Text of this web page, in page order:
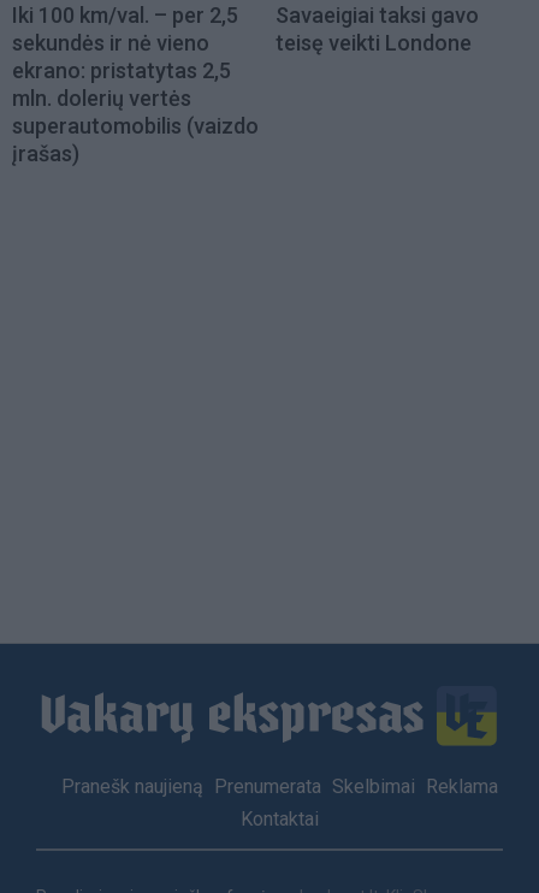
Iki 100 km/val. – per 2,5
sekundės ir nė vieno
ekrano: pristatytas 2,5
mln. dolerių vertės
superautomobilis (vaizdo
įrašas)
Savaeigiai taksi gavo
teisę veikti Londone
Footer
Pranešk naujieną Prenumerata Skelbimai
Reklama
Kontaktai